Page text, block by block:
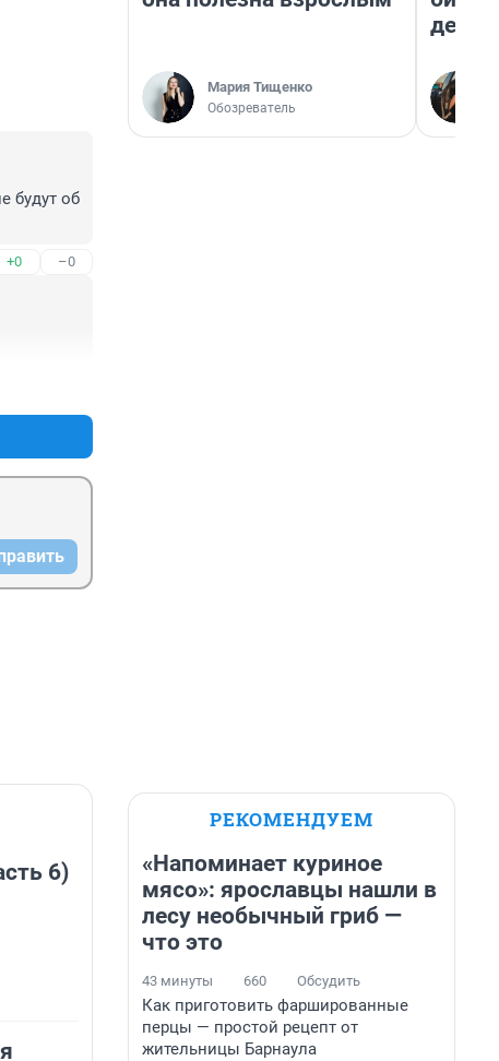
будут об
+0 –0
6)
Мария Тищенко
Обозреватель
РЕКОМЕНДУЕМ
«Напоминает куриное
мясо»: ярославцы нашли в
лесу необычный гриб —
что это
43 минуты 660 Обсудить
Как приготовить фаршированные
перцы — простой рецепт от
жительницы Барнаула